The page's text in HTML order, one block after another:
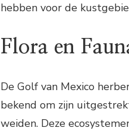
hebben voor de
Flora en
De Golf van Mexico
bekend om zijn
weiden. Deze